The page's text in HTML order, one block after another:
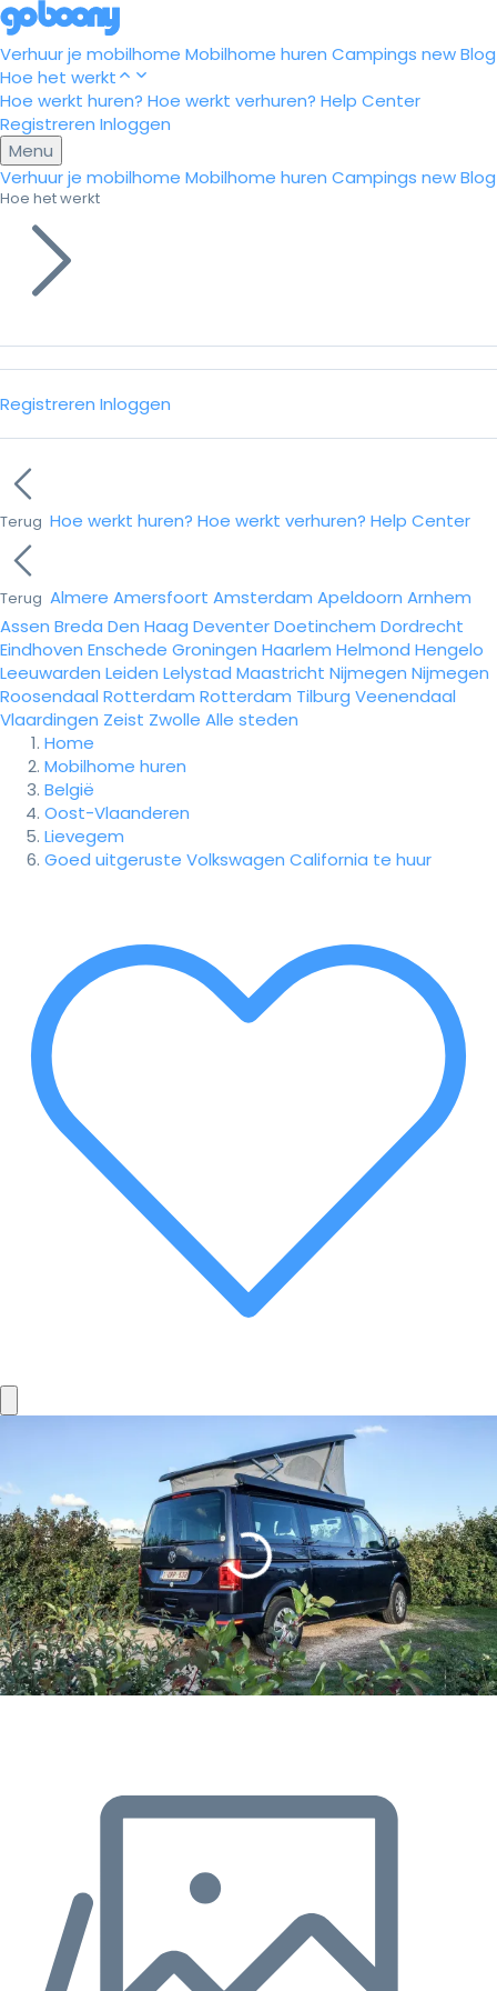
Verhuur je mobilhome Mobilhome huren Campings newBlog
Hoe het werkt
Hoe werkt huren? Hoe werkt verhuren? Help Center
Registreren Inloggen
Menu
Verhuur je mobilhome Mobilhome huren Campings newBlog
Hoe het werkt
Registreren Inloggen
Terug Hoe werkt huren? Hoe werkt verhuren? Help Center
Terug Almere Amersfoort Amsterdam Apeldoorn Arnhem
Assen Breda Den Haag DeventerDoetinchem Dordrecht
Eindhoven Enschede Groningen Haarlem Helmond Hengelo
Leeuwarden Leiden Lelystad Maastricht Nijmegen Nijmegen
Roosendaal Rotterdam Rotterdam Tilburg Veenendaal
Vlaardingen Zeist Zwolle Alle steden
Home
Mobilhome huren
België
Oost-Vlaanderen
Lievegem
Goed uitgeruste Volkswagen California te huur